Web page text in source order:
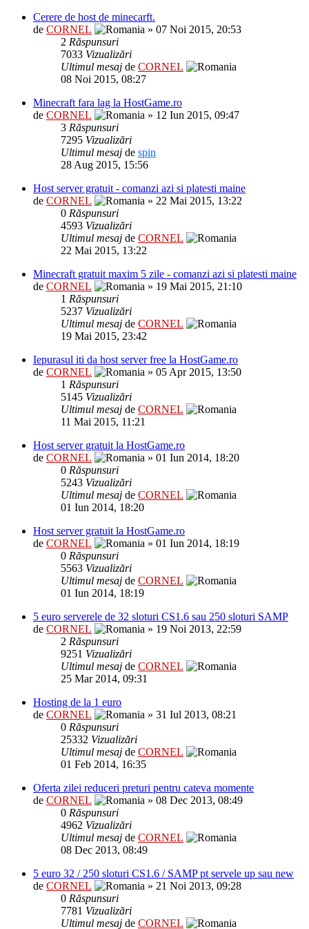
Cerere de host de minecarft.
de CORNEL
» 07 Noi 2015, 20:53
2 Răspunsuri
7033 Vizualizări
Ultimul mesaj de CORNEL
08 Noi 2015, 08:27
Minecraft fara lag la HostGame.ro
de CORNEL
» 12 Iun 2015, 09:47
3 Răspunsuri
7295 Vizualizări
Ultimul mesaj de spin
28 Aug 2015, 15:56
Host server gratuit - comanzi azi si platesti maine
de CORNEL
» 22 Mai 2015, 13:22
0 Răspunsuri
4593 Vizualizări
Ultimul mesaj de CORNEL
22 Mai 2015, 13:22
Minecraft gratuit maxim 5 zile - comanzi azi si platesti maine
de CORNEL
» 19 Mai 2015, 21:10
1 Răspunsuri
5237 Vizualizări
Ultimul mesaj de CORNEL
19 Mai 2015, 23:42
Iepurasul iti da host server free la HostGame.ro
de CORNEL
» 05 Apr 2015, 13:50
1 Răspunsuri
5145 Vizualizări
Ultimul mesaj de CORNEL
11 Mai 2015, 11:21
Host server gratuit la HostGame.ro
de CORNEL
» 01 Iun 2014, 18:20
0 Răspunsuri
5243 Vizualizări
Ultimul mesaj de CORNEL
01 Iun 2014, 18:20
Host server gratuit la HostGame.ro
de CORNEL
» 01 Iun 2014, 18:19
0 Răspunsuri
5563 Vizualizări
Ultimul mesaj de CORNEL
01 Iun 2014, 18:19
5 euro serverele de 32 sloturi CS1.6 sau 250 sloturi SAMP
de CORNEL
» 19 Noi 2013, 22:59
2 Răspunsuri
9251 Vizualizări
Ultimul mesaj de CORNEL
25 Mar 2014, 09:31
Hosting de la 1 euro
de CORNEL
» 31 Iul 2013, 08:21
0 Răspunsuri
25332 Vizualizări
Ultimul mesaj de CORNEL
01 Feb 2014, 16:35
Oferta zilei reduceri preturi pentru cateva momente
de CORNEL
» 08 Dec 2013, 08:49
0 Răspunsuri
4962 Vizualizări
Ultimul mesaj de CORNEL
08 Dec 2013, 08:49
5 euro 32 / 250 sloturi CS1.6 / SAMP pt servele up sau new
de CORNEL
» 21 Noi 2013, 09:28
0 Răspunsuri
7781 Vizualizări
Ultimul mesaj de CORNEL